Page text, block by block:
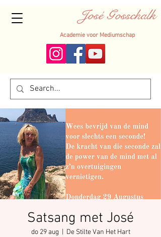
José Gosschalk
Academie voor Mediumschap
Satsang met José
do 29 aug De Stilte Van Het Hart